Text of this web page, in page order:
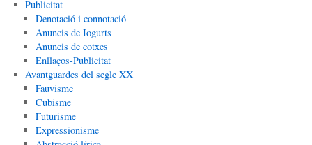
Publicitat
Denotació i connotació
Anuncis de Iogurts
Anuncis de cotxes
Enllaços-Publicitat
Avantguardes del segle XX
Fauvisme
Cubisme
Futurisme
Expressionisme